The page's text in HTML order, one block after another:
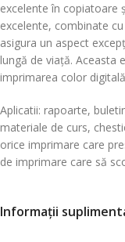
excelente în copiatoare
excelente, combinate
asigura un aspect
lungă de viață. Aceasta
imprimarea color
Aplicatii: rapoarte,
materiale de curs,
orice imprimare care
de imprimare care să
Informații